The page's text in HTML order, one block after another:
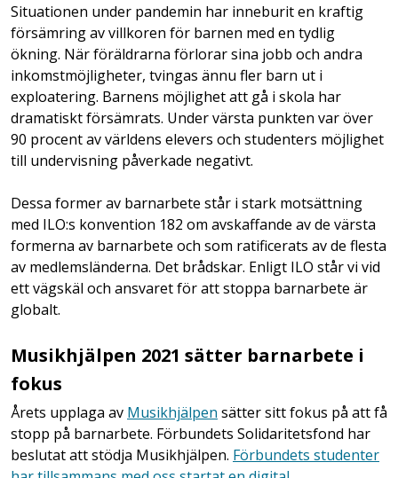
Situationen under pandemin har inneburit en kraftig
försämring av villkoren för barnen med en tydlig
ökning. När föräldrarna förlorar sina jobb och andra
inkomstmöjligheter, tvingas ännu fler barn ut i
exploatering. Barnens möjlighet att gå i skola har
dramatiskt försämrats. Under värsta punkten var över
90 procent av världens elevers och studenters möjlighet
till undervisning påverkade negativt.
Dessa former av barnarbete står i stark motsättning
med ILO:s konvention 182 om avskaffande av de värsta
formerna av barnarbete och som ratificerats av de flesta
av medlemsländerna. Det brådskar. Enligt ILO står vi vid
ett vägskäl och ansvaret för att stoppa barnarbete är
globalt.
Musikhjälpen 2021 sätter barnarbete i
fokus
Årets upplaga av Musikhjälpen sätter sitt fokus på att få
stopp på barnarbete. Förbundets Solidaritetsfond har
beslutat att stödja Musikhjälpen. Förbundets studenter